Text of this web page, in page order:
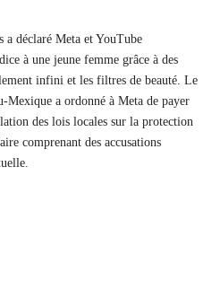
déclaré Meta et YouTube
à une jeune femme grâce à des
infini et les filtres de beauté. Le
a ordonné à Meta de payer
des lois locales sur la protection
comprenant des accusations